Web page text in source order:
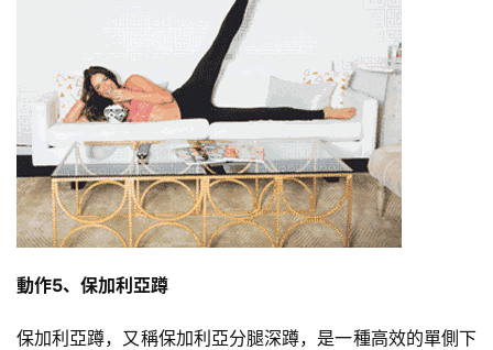
動作5、保加利亞蹲
保加利亞蹲，又稱保加利亞分腿深蹲，是一種高效的單側下